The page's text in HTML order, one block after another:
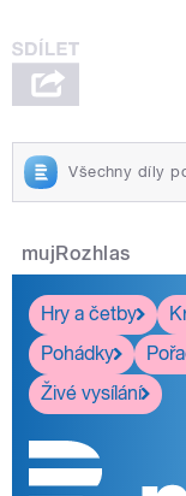
Všechny díly
mujRozhlas
Hry a četby
Pohádky
Živé vysílání